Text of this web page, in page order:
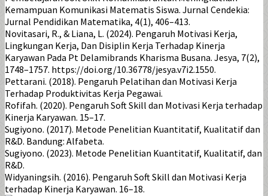
Kemampuan Komunikasi Matematis Siswa. Jurnal Cendekia:
Jurnal Pendidikan Matematika, 4(1), 406–413.
Novitasari, R., & Liana, L. (2024). Pengaruh Motivasi Kerja,
Lingkungan Kerja, Dan Disiplin Kerja Terhadap Kinerja
Karyawan Pada Pt Delamibrands Kharisma Busana. Jesya, 7(2),
1748–1757. https://doi.org/10.36778/jesya.v7i2.1550.
Pettarani. (2018). Pengaruh Pelatihan dan Motivasi Kerja
Terhadap Produktivitas Kerja Pegawai.
Rofifah. (2020). Pengaruh Soft Skill dan Motivasi Kerja terhadap
Kinerja Karyawan. 15–17.
Sugiyono. (2017). Metode Penelitian Kuantitatif, Kualitatif dan
R&D. Bandung: Alfabeta.
Sugiyono. (2023). Metode Penelitian Kuantitatif, Kualitatif, dan
R&D.
Widyaningsih. (2016). Pengaruh Soft Skill dan Motivasi Kerja
terhadap Kinerja Karyawan. 16–18.